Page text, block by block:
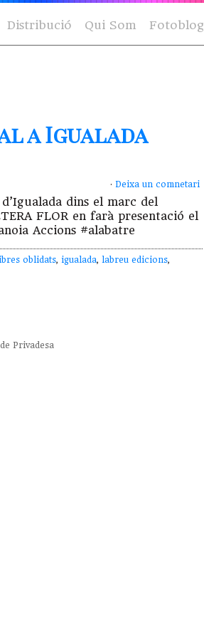
Distribució Qui Som Fotoblog
a Igualada
· Deixa un comnetari
dins el marc del
FLOR en farà presentació el
Accions #alabatre
oblidats, igualada, labreu edicions,
Privadesa